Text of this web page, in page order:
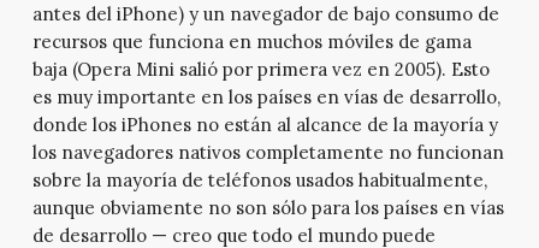
antes del iPhone) y un navegador de bajo consumo de
recursos que funciona en muchos móviles de gama
baja (Opera Mini salió por primera vez en 2005). Esto
es muy importante en los países en vías de desarrollo,
donde los iPhones no están al alcance de la mayoría y
los navegadores nativos completamente no funcionan
sobre la mayoría de teléfonos usados habitualmente,
aunque obviamente no son sólo para los países en vías
de desarrollo — creo que todo el mundo puede